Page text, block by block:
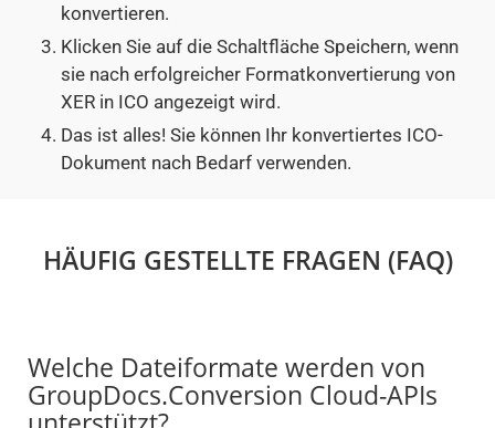
konvertieren.
Klicken Sie auf die Schaltfläche Speichern, wenn
sie nach erfolgreicher Formatkonvertierung von
XER in ICO angezeigt wird.
Das ist alles! Sie können Ihr konvertiertes ICO-
Dokument nach Bedarf verwenden.
HÄUFIG GESTELLTE FRAGEN (FAQ)
Welche Dateiformate werden von
GroupDocs.Conversion Cloud-APIs